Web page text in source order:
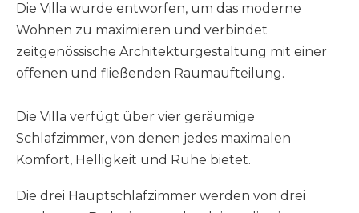
Die Villa wurde entworfen, um das moderne
Wohnen zu maximieren und verbindet
zeitgenössische Architekturgestaltung mit einer
offenen und fließenden Raumaufteilung.
Die Villa verfügt über vier geräumige
Schlafzimmer, von denen jedes maximalen
Komfort, Helligkeit und Ruhe bietet.
Die drei Hauptschlafzimmer werden von drei